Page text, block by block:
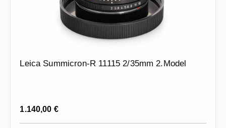
Leica Summicron-R 11115 2/35mm 2.Model
Regulärer Preis:
1.140,00 €